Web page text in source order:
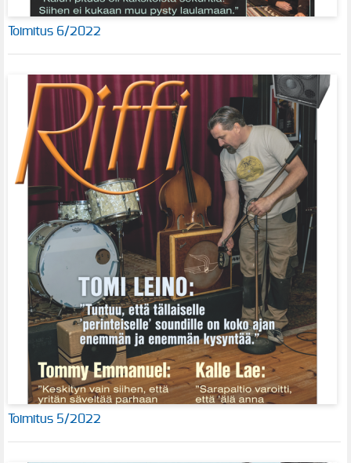
Toimitus 6/2022
Toimitus 5/2022